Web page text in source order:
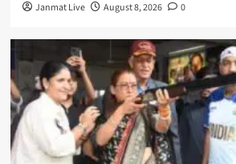
Janmat Live August 8, 2026 0